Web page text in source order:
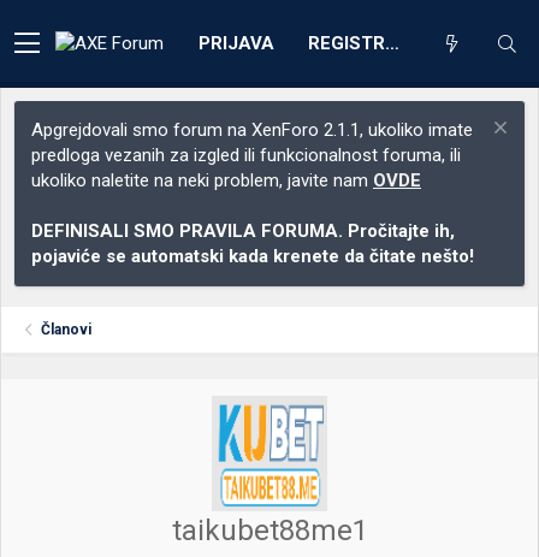
PRIJAVA REGISTRACIJA
Apgrejdovali smo forum na XenForo 2.1.1, ukoliko imate
predloga vezanih za izgled ili funkcionalnost foruma, ili
ukoliko naletite na neki problem, javite nam OVDE
DEFINISALI SMO PRAVILA FORUMA. Pročitajte ih,
pojaviće se automatski kada krenete da čitate nešto!
Članovi
taikubet88me1